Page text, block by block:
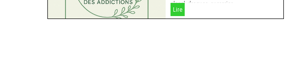
alcool, drogues, sucreries,...
Lire